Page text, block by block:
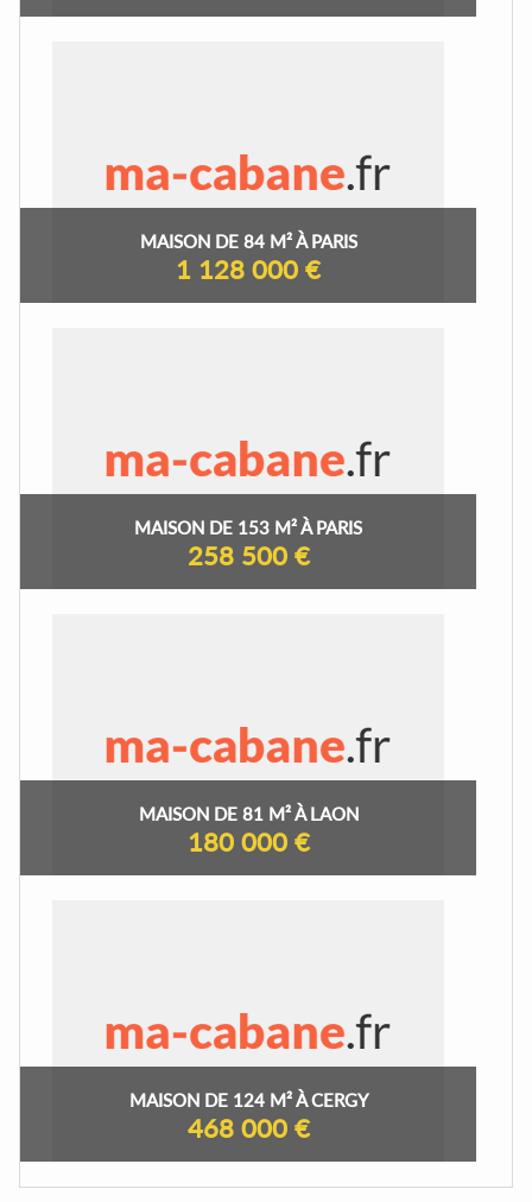
MAISON DE 84 M² À PARIS
1 128 000 €
MAISON DE 153 M² À PARIS
258 500 €
MAISON DE 81 M² À LAON
180 000 €
MAISON DE 124 M² À CERGY
468 000 €